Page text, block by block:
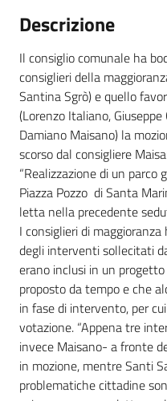
Descrizione
Il consiglio comunale ha
consiglieri della
Santina Sgrò) e quello
(Lorenzo Italiano,
Damiano Maisano) la
scorso dal consigliere
“Realizzazione di un parco
Piazza Pozzo di Santa
letta nella precedente
I consiglieri di
degli interventi sollecitati
erano inclusi in un
proposto da tempo e che
in fase di intervento, per
votazione. “Appena tre
invece Maisano- a fronte
in mozione, mentre Santi
problematiche cittadine